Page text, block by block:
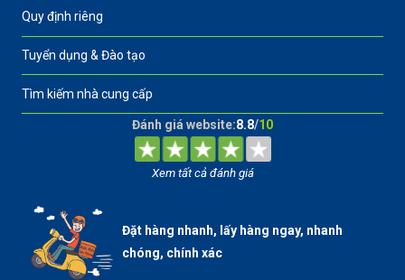
Quy định riêng
Tuyển dụng & Đào tạo
Tìm kiếm nhà cung cấp
Đánh giá website:8.8/10
Xem tất cả đánh giá
Đặt hàng nhanh, lấy hàng ngay, nhanh
chóng, chính xác